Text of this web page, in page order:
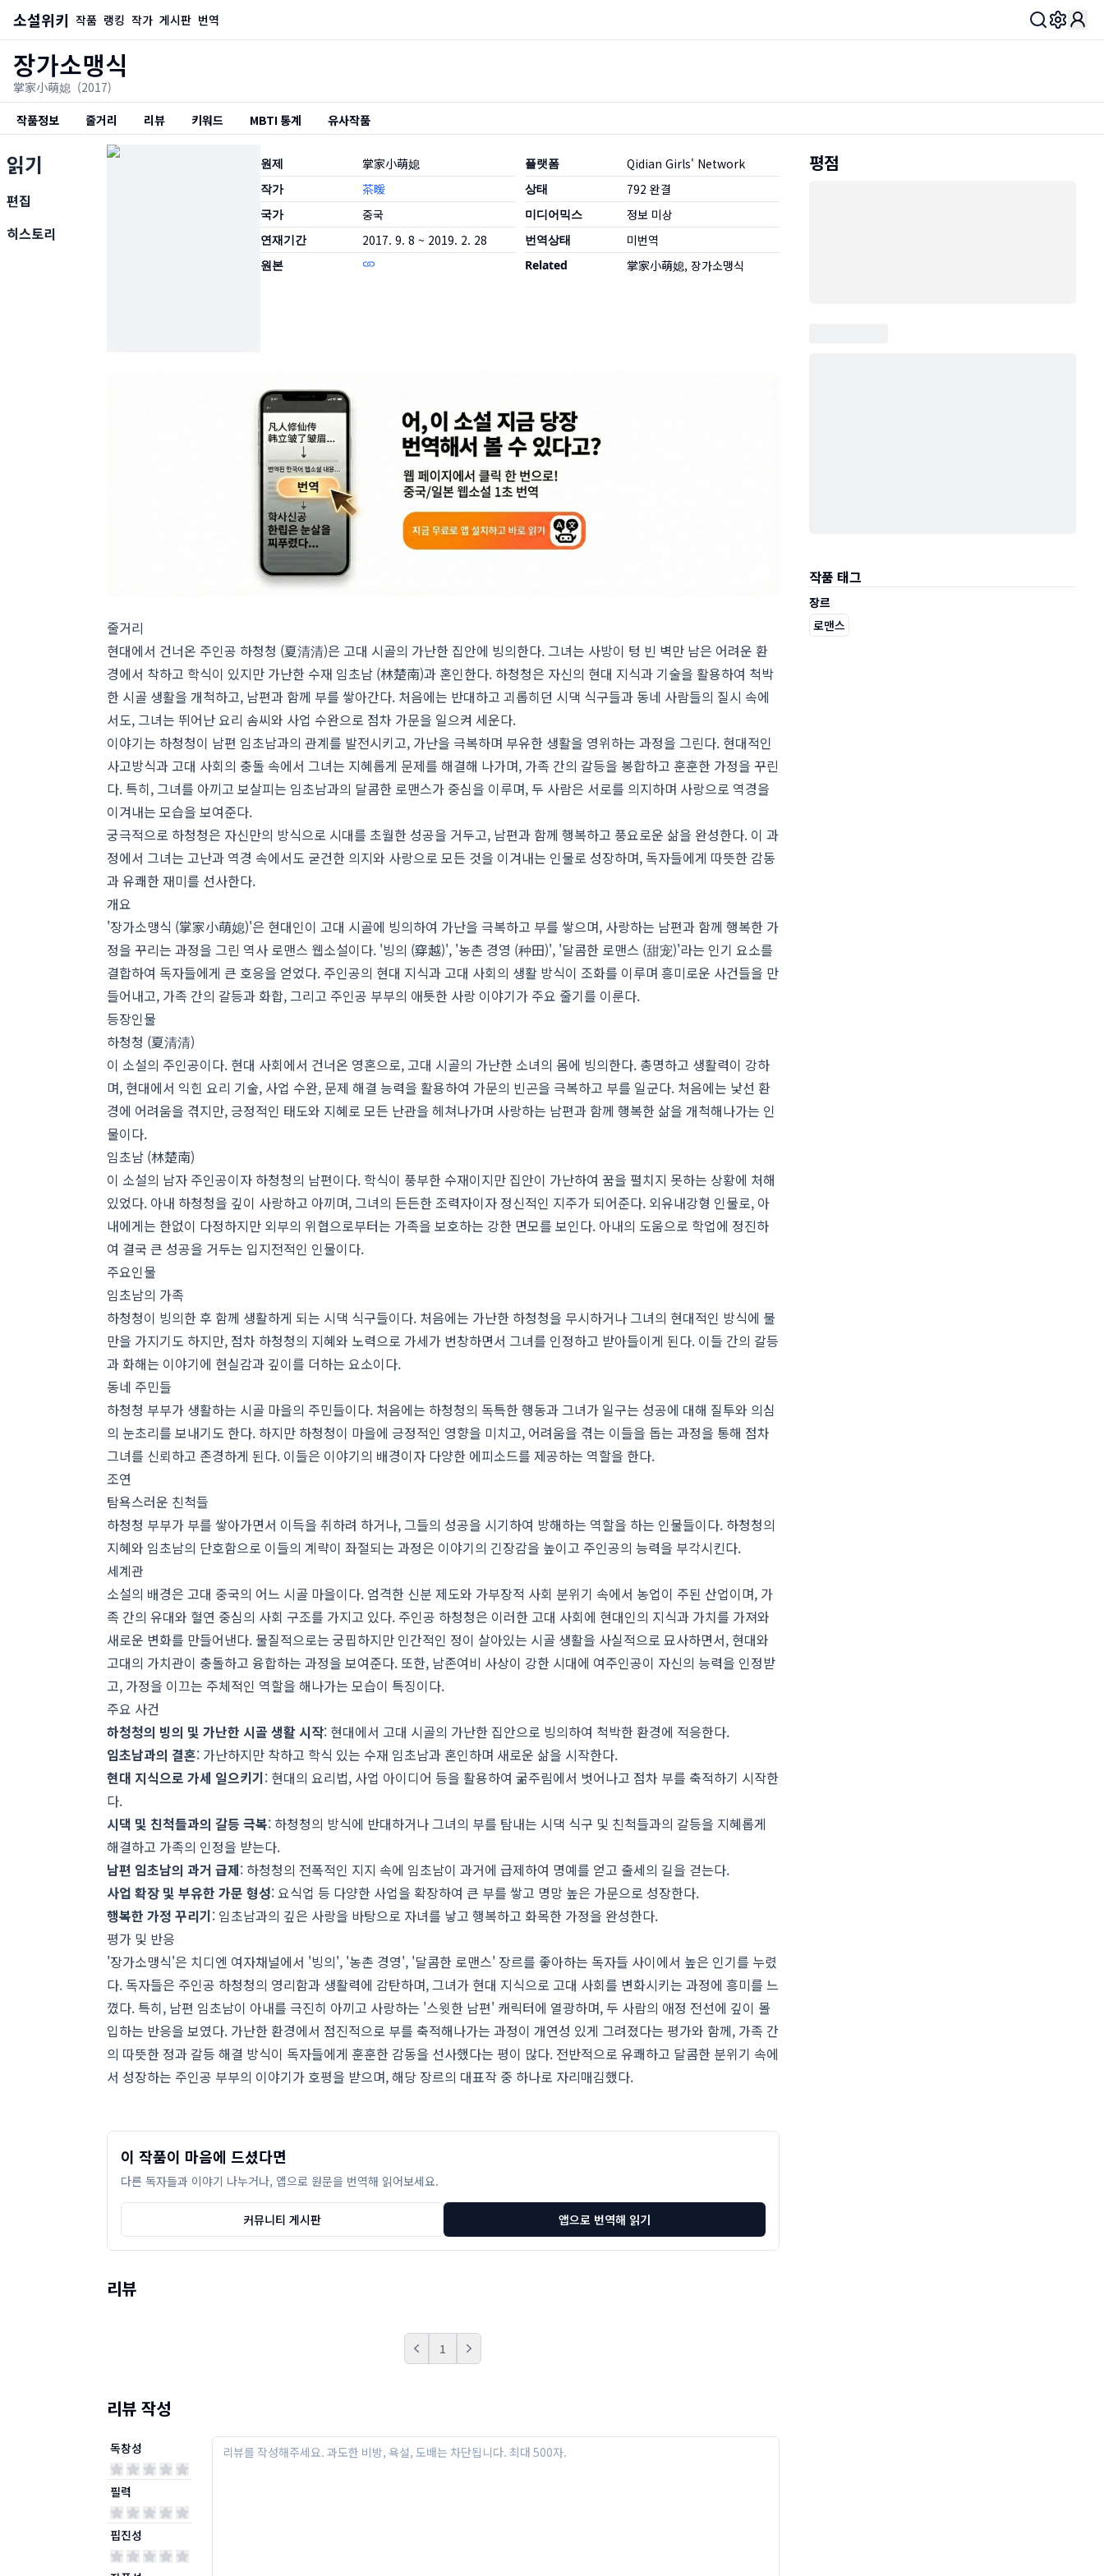
소설위키 작품 랭킹 작가 게시판 번역 Toggle
읽기
편집
히스토리
장가소맹식
掌家小萌媳 (2017)
작품정보
줄거리 리뷰 키워드 MBTI 통계 유사작품
원제 掌家小萌媳
작가 茶暖
국가 중국
연재기간 2017. 9. 8 ~ 2019. 2. 28
원본
플랫폼 Qidian Girls' Network
상태 792 완결
미디어믹스 정보 미상
번역상태 미번역
Related 掌家小萌媳, 장가소맹식
줄거리
현대에서 건너온 주인공 하청청 (夏清清)은 고대 시골의 가난한 집안에 빙의한다. 그녀는 사방이 텅 빈 벽만 남은 어려운 환
경에서 착하고 학식이 있지만 가난한 수재 임초남 (林楚南)과 혼인한다. 하청청은 자신의 현대 지식과 기술을 활용하여 척박
한 시골 생활을 개척하고, 남편과 함께 부를 쌓아간다. 처음에는 반대하고 괴롭히던 시댁 식구들과 동네 사람들의 질시 속에
서도, 그녀는 뛰어난 요리 솜씨와 사업 수완으로 점차 가문을 일으켜 세운다.
이야기는 하청청이 남편 임초남과의 관계를 발전시키고, 가난을 극복하며 부유한 생활을 영위하는 과정을 그린다. 현대적인
사고방식과 고대 사회의 충돌 속에서 그녀는 지혜롭게 문제를 해결해 나가며, 가족 간의 갈등을 봉합하고 훈훈한 가정을 꾸린
다. 특히, 그녀를 아끼고 보살피는 임초남과의 달콤한 로맨스가 중심을 이루며, 두 사람은 서로를 의지하며 사랑으로 역경을
이겨내는 모습을 보여준다.
궁극적으로 하청청은 자신만의 방식으로 시대를 초월한 성공을 거두고, 남편과 함께 행복하고 풍요로운 삶을 완성한다. 이 과
정에서 그녀는 고난과 역경 속에서도 굳건한 의지와 사랑으로 모든 것을 이겨내는 인물로 성장하며, 독자들에게 따뜻한 감동
과 유쾌한 재미를 선사한다.
개요
'장가소맹식 (掌家小萌媳)'은 현대인이 고대 시골에 빙의하여 가난을 극복하고 부를 쌓으며, 사랑하는 남편과 함께 행복한 가
정을 꾸리는 과정을 그린 역사 로맨스 웹소설이다. '빙의 (穿越)', '농촌 경영 (种田)', '달콤한 로맨스 (甜宠)'라는 인기 요소를
결합하여 독자들에게 큰 호응을 얻었다. 주인공의 현대 지식과 고대 사회의 생활 방식이 조화를 이루며 흥미로운 사건들을 만
들어내고, 가족 간의 갈등과 화합, 그리고 주인공 부부의 애틋한 사랑 이야기가 주요 줄기를 이룬다.
등장인물
하청청 (夏清清)
이 소설의 주인공이다. 현대 사회에서 건너온 영혼으로, 고대 시골의 가난한 소녀의 몸에 빙의한다. 총명하고 생활력이 강하
며, 현대에서 익힌 요리 기술, 사업 수완, 문제 해결 능력을 활용하여 가문의 빈곤을 극복하고 부를 일군다. 처음에는 낯선 환
경에 어려움을 겪지만, 긍정적인 태도와 지혜로 모든 난관을 헤쳐나가며 사랑하는 남편과 함께 행복한 삶을 개척해나가는 인
물이다.
임초남 (林楚南)
이 소설의 남자 주인공이자 하청청의 남편이다. 학식이 풍부한 수재이지만 집안이 가난하여 꿈을 펼치지 못하는 상황에 처해
있었다. 아내 하청청을 깊이 사랑하고 아끼며, 그녀의 든든한 조력자이자 정신적인 지주가 되어준다. 외유내강형 인물로, 아
내에게는 한없이 다정하지만 외부의 위협으로부터는 가족을 보호하는 강한 면모를 보인다. 아내의 도움으로 학업에 정진하
여 결국 큰 성공을 거두는 입지전적인 인물이다.
주요인물
임초남의 가족
하청청이 빙의한 후 함께 생활하게 되는 시댁 식구들이다. 처음에는 가난한 하청청을 무시하거나 그녀의 현대적인 방식에 불
만을 가지기도 하지만, 점차 하청청의 지혜와 노력으로 가세가 번창하면서 그녀를 인정하고 받아들이게 된다. 이들 간의 갈등
과 화해는 이야기에 현실감과 깊이를 더하는 요소이다.
동네 주민들
하청청 부부가 생활하는 시골 마을의 주민들이다. 처음에는 하청청의 독특한 행동과 그녀가 일구는 성공에 대해 질투와 의심
의 눈초리를 보내기도 한다. 하지만 하청청이 마을에 긍정적인 영향을 미치고, 어려움을 겪는 이들을 돕는 과정을 통해 점차
그녀를 신뢰하고 존경하게 된다. 이들은 이야기의 배경이자 다양한 에피소드를 제공하는 역할을 한다.
조연
탐욕스러운 친척들
하청청 부부가 부를 쌓아가면서 이득을 취하려 하거나, 그들의 성공을 시기하여 방해하는 역할을 하는 인물들이다. 하청청의
지혜와 임초남의 단호함으로 이들의 계략이 좌절되는 과정은 이야기의 긴장감을 높이고 주인공의 능력을 부각시킨다.
세계관
소설의 배경은 고대 중국의 어느 시골 마을이다. 엄격한 신분 제도와 가부장적 사회 분위기 속에서 농업이 주된 산업이며, 가
족 간의 유대와 혈연 중심의 사회 구조를 가지고 있다. 주인공 하청청은 이러한 고대 사회에 현대인의 지식과 가치를 가져와
새로운 변화를 만들어낸다. 물질적으로는 궁핍하지만 인간적인 정이 살아있는 시골 생활을 사실적으로 묘사하면서, 현대와
고대의 가치관이 충돌하고 융합하는 과정을 보여준다. 또한, 남존여비 사상이 강한 시대에 여주인공이 자신의 능력을 인정받
고, 가정을 이끄는 주체적인 역할을 해나가는 모습이 특징이다.
주요 사건
하청청의 빙의 및 가난한 시골 생활 시작: 현대에서 고대 시골의 가난한 집안으로 빙의하여 척박한 환경에 적응한다.
임초남과의 결혼: 가난하지만 착하고 학식 있는 수재 임초남과 혼인하며 새로운 삶을 시작한다.
현대 지식으로 가세 일으키기: 현대의 요리법, 사업 아이디어 등을 활용하여 굶주림에서 벗어나고 점차 부를 축적하기 시작한
다.
시댁 및 친척들과의 갈등 극복: 하청청의 방식에 반대하거나 그녀의 부를 탐내는 시댁 식구 및 친척들과의 갈등을 지혜롭게
해결하고 가족의 인정을 받는다.
남편 임초남의 과거 급제: 하청청의 전폭적인 지지 속에 임초남이 과거에 급제하여 명예를 얻고 출세의 길을 걷는다.
사업 확장 및 부유한 가문 형성: 요식업 등 다양한 사업을 확장하여 큰 부를 쌓고 명망 높은 가문으로 성장한다.
행복한 가정 꾸리기: 임초남과의 깊은 사랑을 바탕으로 자녀를 낳고 행복하고 화목한 가정을 완성한다.
평가 및 반응
'장가소맹식'은 치디엔 여자채널에서 '빙의', '농촌 경영', '달콤한 로맨스' 장르를 좋아하는 독자들 사이에서 높은 인기를 누렸
다. 독자들은 주인공 하청청의 영리함과 생활력에 감탄하며, 그녀가 현대 지식으로 고대 사회를 변화시키는 과정에 흥미를 느
꼈다. 특히, 남편 임초남이 아내를 극진히 아끼고 사랑하는 '스윗한 남편' 캐릭터에 열광하며, 두 사람의 애정 전선에 깊이 몰
입하는 반응을 보였다. 가난한 환경에서 점진적으로 부를 축적해나가는 과정이 개연성 있게 그려졌다는 평가와 함께, 가족 간
의 따뜻한 정과 갈등 해결 방식이 독자들에게 훈훈한 감동을 선사했다는 평이 많다. 전반적으로 유쾌하고 달콤한 분위기 속에
서 성장하는 주인공 부부의 이야기가 호평을 받으며, 해당 장르의 대표작 중 하나로 자리매김했다.
이 작품이 마음에 드셨다면
다른 독자들과 이야기 나누거나, 앱으로 원문을 번역해 읽어보세요.
커뮤니티 게시판 앱으로 번역해 읽기
리뷰
Prev 1 Next
리뷰 작성
독창성
필력
핍진성
평점
작품 태그
장르
로맨스